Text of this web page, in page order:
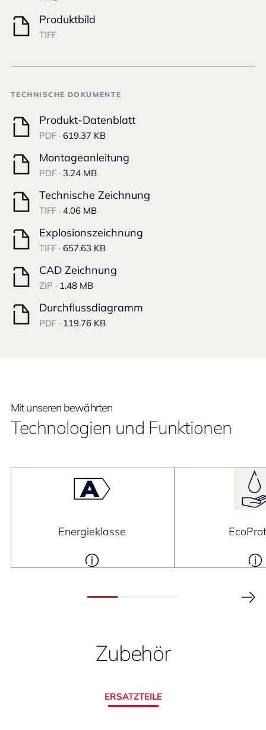
Produktbild
TIFF
TECHNISCHE DOKUMENTE
Produkt-Datenblatt
PDF · 619.37 KB
Montageanleitung
PDF · 3.24 MB
Technische Zeichnung
TIFF · 4.06 MB
Explosionszeichnung
TIFF · 657.63 KB
CAD Zeichnung
ZIP · 1.48 MB
Durchflussdiagramm
PDF · 119.76 KB
Mit unseren bewährten
Technologien und Funktionen
Energieklasse
Zubehör
ERSATZTEILE